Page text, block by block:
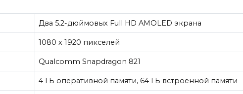
Два 5.2-дюймовых Full HD AMOLED экрана
1080 x 1920 пикселей
Qualcomm Snapdragon 821
4 ГБ оперативной памяти, 64 ГБ встроенной памяти